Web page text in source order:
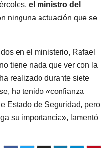
el ministro del
ninguna actuación que se
en el ministerio, Rafael
tiene nada que ver con la
realizado durante siete
ha tenido «confianza
Estado de Seguridad, pero
su importancia», lamentó